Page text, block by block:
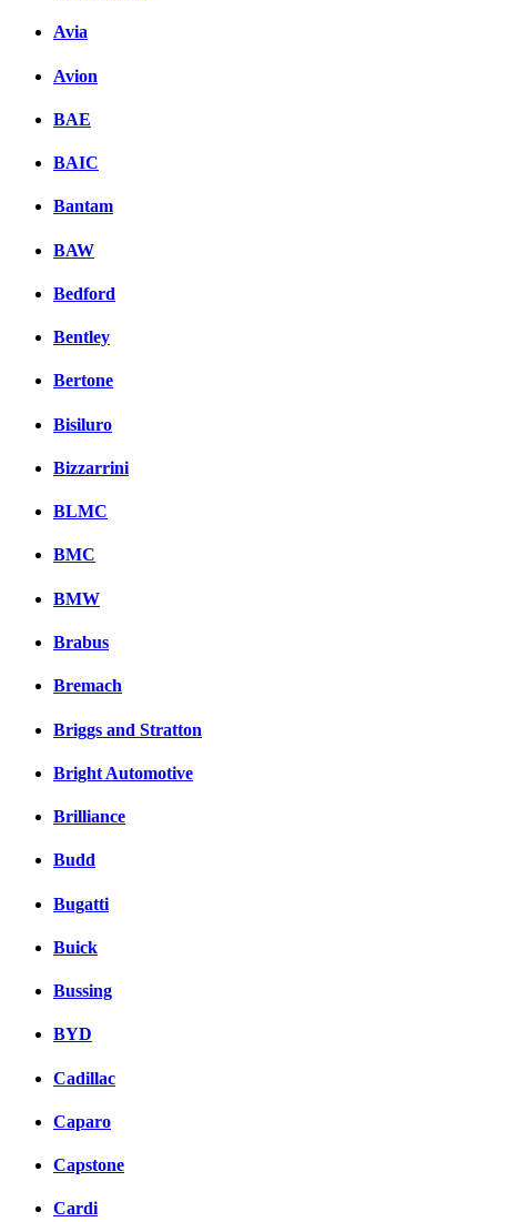
Avia
Avion
BAE
BAIC
Bantam
BAW
Bedford
Bentley
Bertone
Bisiluro
Bizzarrini
BLMC
BMC
BMW
Brabus
Bremach
Briggs and Stratton
Bright Automotive
Brilliance
Budd
Bugatti
Buick
Bussing
BYD
Cadillac
Caparo
Capstone
Cardi